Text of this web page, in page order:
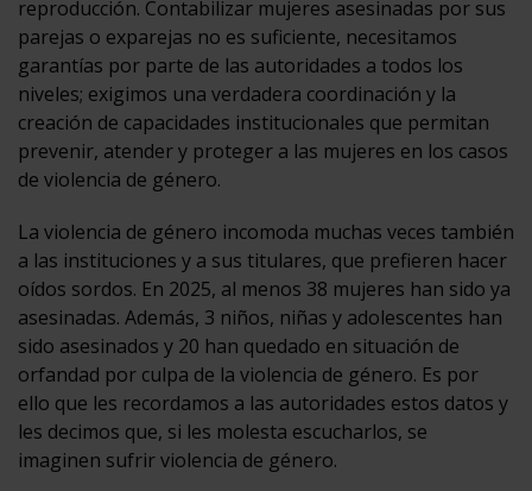
reproducción. Contabilizar mujeres asesinadas por sus
parejas o exparejas no es suficiente, necesitamos
garantías por parte de las autoridades a todos los
niveles; exigimos una verdadera coordinación y la
creación de capacidades institucionales que permitan
prevenir, atender y proteger a las mujeres en los casos
de violencia de género.
La violencia de género incomoda muchas veces también
a las instituciones y a sus titulares, que prefieren hacer
oídos sordos. En 2025, al menos 38 mujeres han sido ya
asesinadas. Además, 3 niños, niñas y adolescentes han
sido asesinados y 20 han quedado en situación de
orfandad por culpa de la violencia de género. Es por
ello que les recordamos a las autoridades estos datos y
les decimos que, si les molesta escucharlos, se
imaginen sufrir violencia de género.